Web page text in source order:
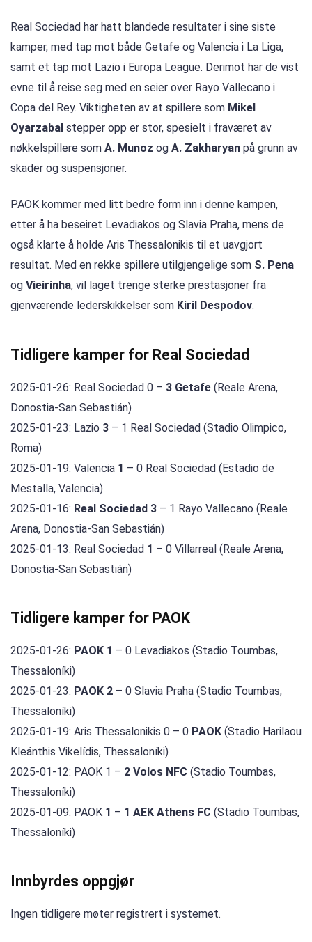
Real Sociedad har hatt blandede resultater i sine siste
kamper, med tap mot både Getafe og Valencia i La Liga,
samt et tap mot Lazio i Europa League. Derimot har de vist
evne til å reise seg med en seier over Rayo Vallecano i
Copa del Rey. Viktigheten av at spillere som Mikel
Oyarzabal stepper opp er stor, spesielt i fraværet av
nøkkelspillere som A. Munoz og A. Zakharyan på grunn av
skader og suspensjoner.
PAOK kommer med litt bedre form inn i denne kampen,
etter å ha beseiret Levadiakos og Slavia Praha, mens de
også klarte å holde Aris Thessalonikis til et uavgjort
resultat. Med en rekke spillere utilgjengelige som S. Pena
og Vieirinha, vil laget trenge sterke prestasjoner fra
gjenværende lederskikkelser som Kiril Despodov.
Tidligere kamper for Real Sociedad
2025-01-26: Real Sociedad 0 – 3 Getafe (Reale Arena,
Donostia-San Sebastián)
2025-01-23: Lazio 3 – 1 Real Sociedad (Stadio Olimpico,
Roma)
2025-01-19: Valencia 1 – 0 Real Sociedad (Estadio de
Mestalla, Valencia)
2025-01-16: Real Sociedad 3 – 1 Rayo Vallecano (Reale
Arena, Donostia-San Sebastián)
2025-01-13: Real Sociedad 1 – 0 Villarreal (Reale Arena,
Donostia-San Sebastián)
Tidligere kamper for PAOK
2025-01-26: PAOK 1 – 0 Levadiakos (Stadio Toumbas,
Thessaloníki)
2025-01-23: PAOK 2 – 0 Slavia Praha (Stadio Toumbas,
Thessaloníki)
2025-01-19: Aris Thessalonikis 0 – 0 PAOK (Stadio Harilaou
Kleánthis Vikelídis, Thessaloníki)
2025-01-12: PAOK 1 – 2 Volos NFC (Stadio Toumbas,
Thessaloníki)
2025-01-09: PAOK 1 – 1 AEK Athens FC (Stadio Toumbas,
Thessaloníki)
Innbyrdes oppgjør
Ingen tidligere møter registrert i systemet.